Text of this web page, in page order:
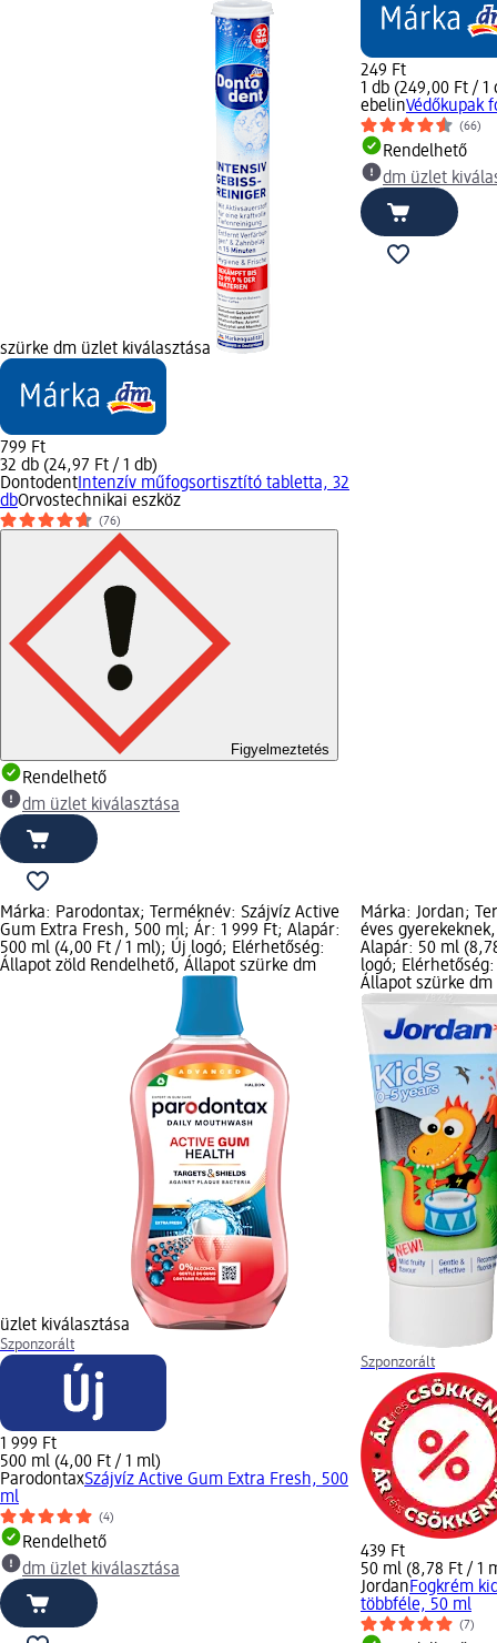
szürke dm üzlet kiválasztása
799 Ft
32 db (24,97 Ft / 1 db)
Dontodent Intenzív műfogsortisztító tabletta, 32
dbOrvostechnikai eszköz
(76)
Figyelmeztetés
Rendelhető
dm üzlet kiválasztása
249 Ft
1 db (249,00 Ft / 1
ebelinVédőkupak
(66)
Rendelhető
dm üzlet
Márka: Parodontax; Terméknév: Szájvíz Active
Gum Extra Fresh, 500 ml; Ár: 1 999 Ft; Alapár:
500 ml (4,00 Ft / 1 ml); Új logó; Elérhetőség:
Állapot zöld Rendelhető, Állapot szürke dm
üzlet kiválasztása
Szponzorált
1 999 Ft
500 ml (4,00 Ft / 1 ml)
ParodontaxSzájvíz Active Gum Extra Fresh, 500
ml
(4)
Rendelhető
dm üzlet kiválasztása
Márka: Jordan;
éves
Alapár: 50 ml
logó;
Állapot szürke
Szponzorált
439 Ft
50 ml (8,78 Ft / 1
JordanFogkrém
többféle, 50 ml
(7)